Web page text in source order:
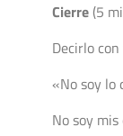
Cierre (5
Decirlo
«No soy lo
No soy mis